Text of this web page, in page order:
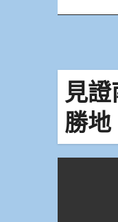
見
勝地